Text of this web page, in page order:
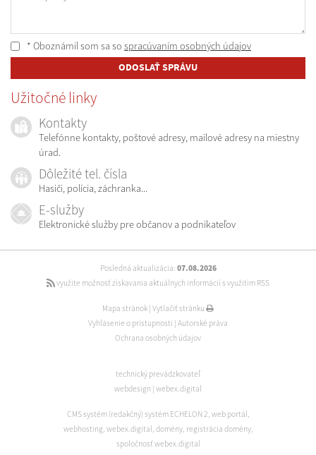
* Oboznámil som sa so spracúvaním osobných údajov
ODOSLAŤ SPRÁVU
Užitočné linky
Kontakty
Telefónne kontakty, poštové adresy, mailové adresy na miestny
úrad.
Dôležité tel. čísla
Hasiči, polícia, záchranka...
E-služby
Elektronické služby pre občanov a podnikateľov
Posledná aktualizácia: 07.08.2026
využite možnosť získavania aktuálnych informácií s využitím RSS
Mapa stránok Vytlačiť stránku
Vyhlásenie o prístupnosti Autorské práva
Ochrana osobných údajov
technický prevádzkovateľ
webdesign webex.digital
CMS systém (redakčný) systém ECHELON 2, web portál ,
webhosting, webex.digital , domény, registrácia domény,
spoločnosť webex.digital